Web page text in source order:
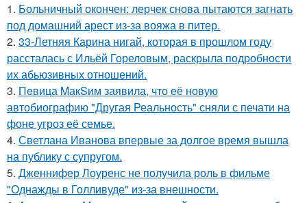
1. Больничный окончен: лерчек снова пытаются загнать
под домашний арест из-за вояжа в питер.
2. 33-Летняя Карина нигай, которая в прошлом году
рассталась с Ильёй Гореловым, раскрыла подробности
их абьюзивных отношений.
3. Пeвица MакSим заявила, что её новую
автобиографию "Другая Реальность" сняли с печати на
фоне угроз её семье.
4. Светлана Иванова впервые за долгое время вышла
на публику с супругом.
5. Дженнифер Лоуренс не получила роль в фильме
"Однажды в Голливуде" из-за внешности.